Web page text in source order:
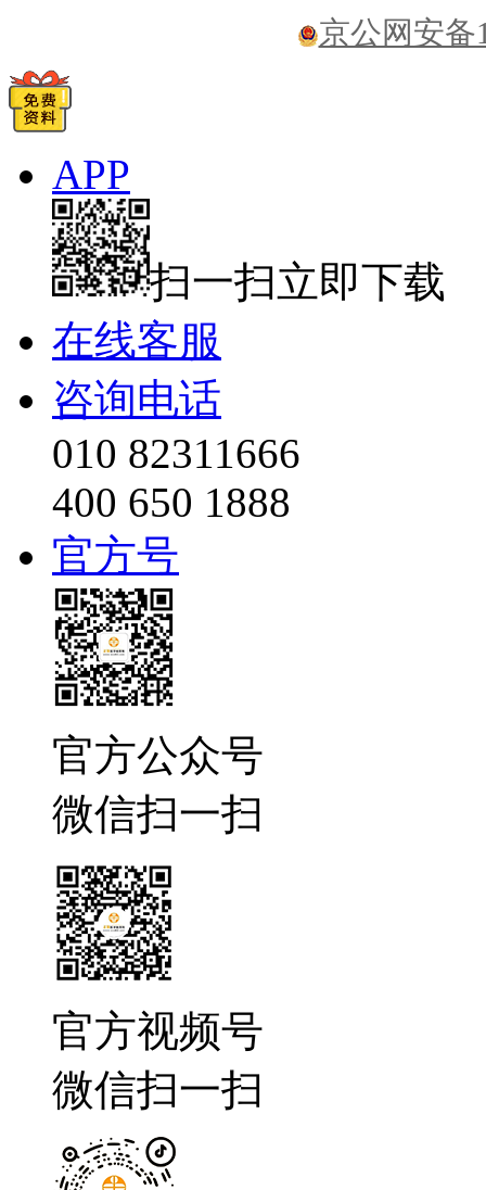
京公网安备
APP
扫一扫立即下载
在线客服
咨询电话
010 82311666
400 650 1888
官方号
官方公众号
微信扫一扫
官方视频号
微信扫一扫